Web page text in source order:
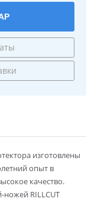
изготовлены
опыт в
качество.
RILLCUT